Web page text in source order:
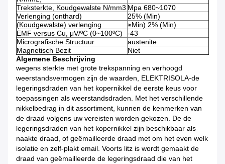
Treksterkte, Koudgewalste N/mm3 Mpa 680~1070
Verlenging (onthard)
25% (Min)
(Koudgewalste) verlenging
≥Min) 2% (Min)
EMF versus Cu, μV/ºC (0~100ºC)
-43
Micrografische Structuur
austenite
Magnetisch Bezit
Niet
Algemene Beschrijving
wegens sterkte met grote trekspanning en verhoogd
weerstandsvermogen zijn de waarden, ELEKTRISOLA-de
legeringsdraden van het kopernikkel de eerste keus voor
toepassingen als weerstandsdraden. Met het verschillende
nikkelbedrag in dit assortiment, kunnen de kenmerken van
de draad volgens uw vereisten worden gekozen. De de
legeringsdraden van het kopernikkel zijn beschikbaar als
naakte draad, of geëmailleerde draad met om het even welk
isolatie en zelf-plakt email. Voorts litz is wordt gemaakt de
draad van geëmailleerde de legeringsdraad die van het